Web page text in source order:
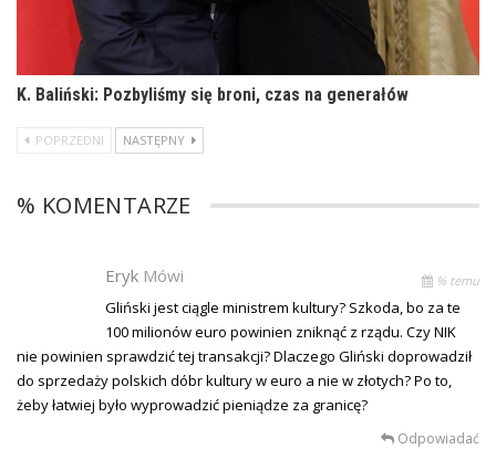
K. Baliński: Pozbyliśmy się broni, czas na generałów
POPRZEDNI NASTĘPNY
% KOMENTARZE
Eryk Mówi % temu
Gliński jest ciągle ministrem kultury? Szkoda, bo za te
100 milionów euro powinien zniknąć z rządu. Czy NIK
nie powinien sprawdzić tej transakcji? Dlaczego Gliński doprowadził
do sprzedaży polskich dóbr kultury w euro a nie w złotych? Po to,
żeby łatwiej było wyprowadzić pieniądze za granicę?
Odpowiadać